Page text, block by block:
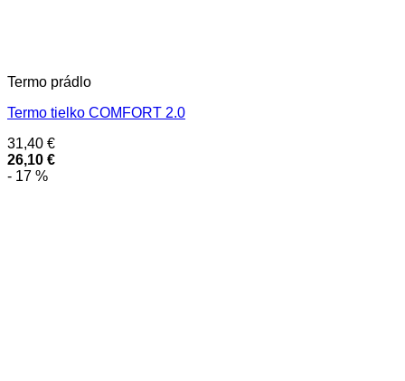
Termo prádlo
Termo tielko COMFORT 2.0
31,40 €
26,10 €
- 17 %